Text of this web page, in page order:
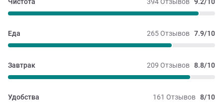
265 Отзывов 7.9/10
Еда
209 Отзывов 8.8/10
Завтрак
161 Отзывов 8/10
Удобства